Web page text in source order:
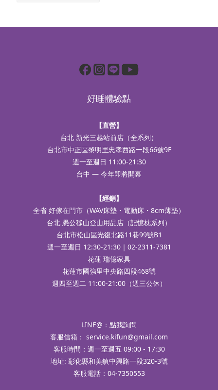
好睡體驗點
【直營】
台北 新光三越站前店（全系列）
台北市中正區黎明里忠孝西路一段66號9F
週一至週日 11:00-21:30
台中 — 今年即將開幕
【經銷】
全省 好傢在門市（WAV床墊・電動床・8cm薄墊）
台北 愚公移山登山用品店（記憶枕系列）
台北市松山區光復北路11巷99號B1
週一至週日 12:30-21:30｜02-2311-7381
花蓮 瑞億家具
花蓮市國強里中央路四段468號
週四至週二 11:00-21:00（週三公休）
LINE@： 點我詢問
客服信箱： service.kifun@gmail.com
客服時間：週一至週五 09:00 - 17:30
地址: 彰化縣和美鎮中興路一段320-3號
客服電話：04-7350553